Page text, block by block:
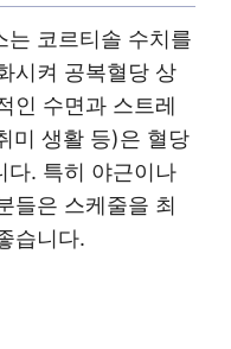
는 코르티솔 수치를
시켜 공복혈당 상
인 수면과 스트레
미 생활 등)은 혈당
다. 특히 야근이나
들은 스케줄을 최
습니다.